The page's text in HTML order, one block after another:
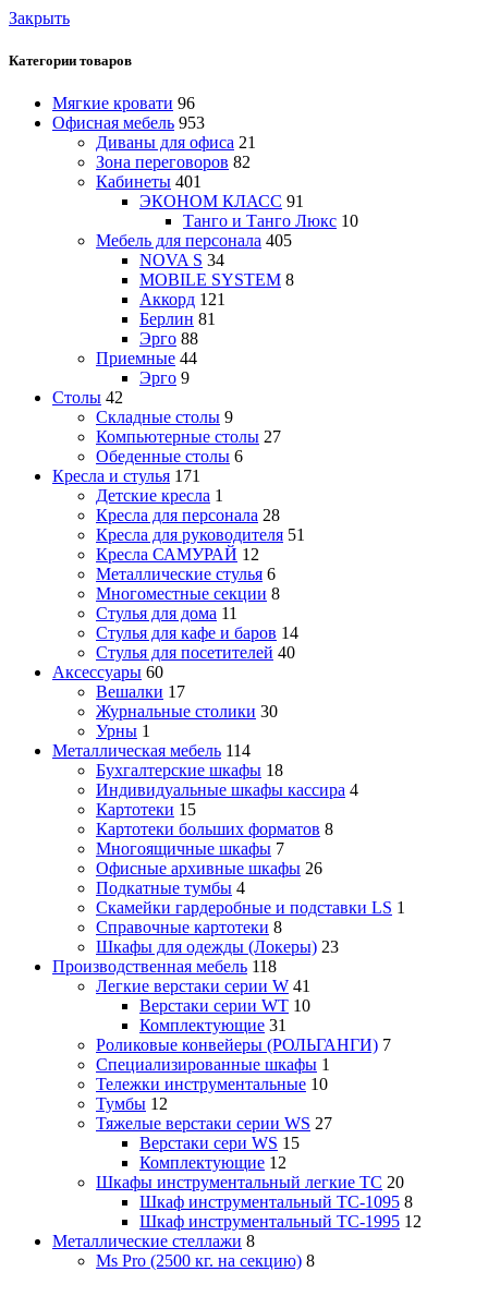
Закрыть
Категории товаров
Мягкие кровати 96
Офисная мебель 953
Диваны для офиса 21
Зона переговоров 82
Кабинеты 401
ЭКОНОМ КЛАСС 91
Танго и Танго Люкс 10
Мебель для персонала 405
NOVA S 34
MOBILE SYSTEM 8
Аккорд 121
Берлин 81
Эрго 88
Приемные 44
Эрго 9
Столы 42
Складные столы 9
Компьютерные столы 27
Обеденные столы 6
Кресла и стулья 171
Детские кресла 1
Кресла для персонала 28
Кресла для руководителя 51
Кресла САМУРАЙ 12
Металлические стулья 6
Многоместные секции 8
Стулья для дома 11
Стулья для кафе и баров 14
Стулья для посетителей 40
Аксессуары 60
Вешалки 17
Журнальные столики 30
Урны 1
Металлическая мебель 114
Бухгалтерские шкафы 18
Индивидуальные шкафы кассира 4
Картотеки 15
Картотеки больших форматов 8
Многоящичные шкафы 7
Офисные архивные шкафы 26
Подкатные тумбы 4
Скамейки гардеробные и подставки LS 1
Справочные картотеки 8
Шкафы для одежды (Локеры) 23
Производственная мебель 118
Легкие верстаки серии W 41
Верстаки серии WT 10
Комплектующие 31
Роликовые конвейеры (РОЛЬГАНГИ) 7
Специализированные шкафы 1
Тележки инструментальные 10
Тумбы 12
Тяжелые верстаки серии WS 27
Верстаки сери WS 15
Комплектующие 12
Шкафы инструментальный легкие ТС 20
Шкаф инструментальный TC-1095 8
Шкаф инструментальный TC-1995 12
Металлические стеллажи 8
Ms Pro (2500 кг. на секцию) 8